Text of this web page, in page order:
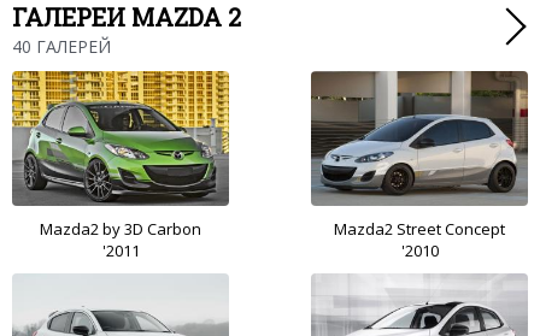
ГАЛЕРЕИ MAZDA 2
40 ГАЛЕРЕЙ
Mazda2 by 3D Carbon
'2011
Mazda2 Street Concept
'2010